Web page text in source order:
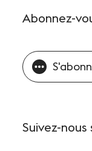
Abonnez-
Suivez-nous